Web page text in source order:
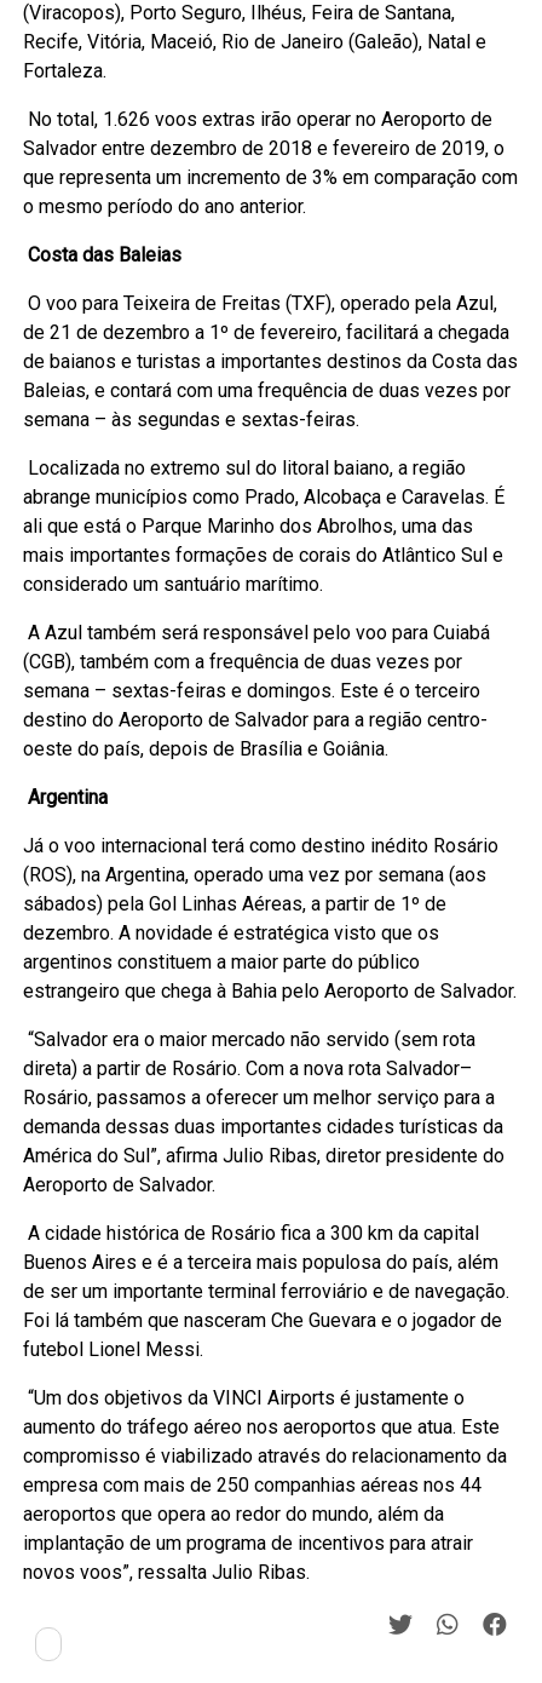
(Viracopos), Porto Seguro, Ilhéus, Feira de Santana,
Recife, Vitória, Maceió, Rio de Janeiro (Galeão), Natal e
Fortaleza.
No total, 1.626 voos extras irão operar no Aeroporto de
Salvador entre dezembro de 2018 e fevereiro de 2019, o
que representa um incremento de 3% em comparação com
o mesmo período do ano anterior.
Costa das Baleias
O voo para Teixeira de Freitas (TXF), operado pela Azul,
de 21 de dezembro a 1º de fevereiro, facilitará a chegada
de baianos e turistas a importantes destinos da Costa das
Baleias, e contará com uma frequência de duas vezes por
semana – às segundas e sextas-feiras.
Localizada no extremo sul do litoral baiano, a região
abrange municípios como Prado, Alcobaça e Caravelas. É
ali que está o Parque Marinho dos Abrolhos, uma das
mais importantes formações de corais do Atlântico Sul e
considerado um santuário marítimo.
A Azul também será responsável pelo voo para Cuiabá
(CGB), também com a frequência de duas vezes por
semana – sextas-feiras e domingos. Este é o terceiro
destino do Aeroporto de Salvador para a região centro-
oeste do país, depois de Brasília e Goiânia.
Argentina
Já o voo internacional terá como destino inédito Rosário
(ROS), na Argentina, operado uma vez por semana (aos
sábados) pela Gol Linhas Aéreas, a partir de 1º de
dezembro. A novidade é estratégica visto que os
argentinos constituem a maior parte do público
estrangeiro que chega à Bahia pelo Aeroporto de Salvador.
“Salvador era o maior mercado não servido (sem rota
direta) a partir de Rosário. Com a nova rota Salvador–
Rosário, passamos a oferecer um melhor serviço para a
demanda dessas duas importantes cidades turísticas da
América do Sul”, afirma Julio Ribas, diretor presidente do
Aeroporto de Salvador.
A cidade histórica de Rosário fica a 300 km da capital
Buenos Aires e é a terceira mais populosa do país, além
de ser um importante terminal ferroviário e de navegação.
Foi lá também que nasceram Che Guevara e o jogador de
futebol Lionel Messi.
“Um dos objetivos da VINCI Airports é justamente o
aumento do tráfego aéreo nos aeroportos que atua. Este
compromisso é viabilizado através do relacionamento da
empresa com mais de 250 companhias aéreas nos 44
aeroportos que opera ao redor do mundo, além da
implantação de um programa de incentivos para atrair
novos voos”, ressalta Julio Ribas.